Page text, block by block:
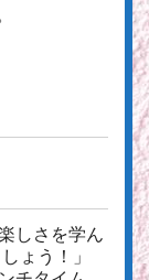
しさを学ん
ょう！」